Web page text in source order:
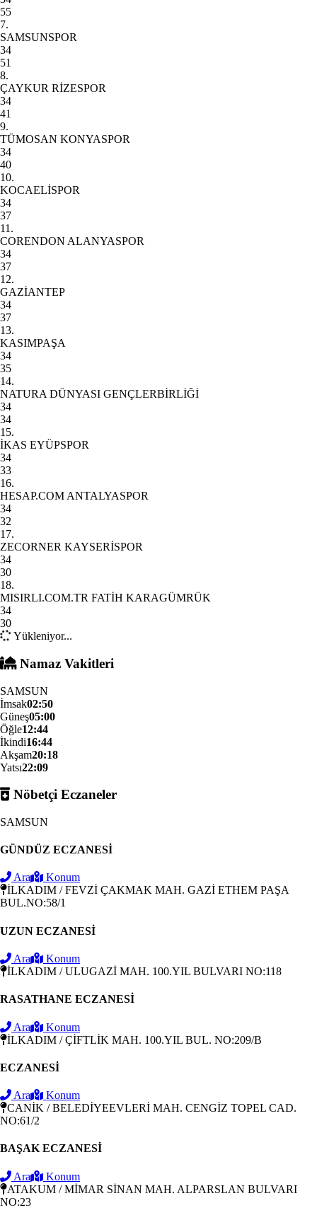
55
7.
SAMSUNSPOR
34
51
8.
ÇAYKUR RİZESPOR
34
41
9.
TÜMOSAN KONYASPOR
34
40
10.
KOCAELİSPOR
34
37
11.
CORENDON ALANYASPOR
34
37
12.
GAZİANTEP
34
37
13.
KASIMPAŞA
34
35
14.
NATURA DÜNYASI GENÇLERBİRLİĞİ
34
34
15.
İKAS EYÜPSPOR
34
33
16.
HESAP.COM ANTALYASPOR
34
32
17.
ZECORNER KAYSERİSPOR
34
30
18.
MISIRLI.COM.TR FATİH KARAGÜMRÜK
34
30
Yükleniyor...
Namaz Vakitleri
SAMSUN
İmsak02:50
Güneş05:00
Öğle12:44
İkindi16:44
Akşam20:18
Yatsı22:09
Nöbetçi Eczaneler
SAMSUN
GÜNDÜZ ECZANESİ
Ara
Konum
İLKADIM / FEVZİ ÇAKMAK MAH. GAZİ ETHEM PAŞA
BUL.NO:58/1
UZUN ECZANESİ
Ara
Konum
İLKADIM / ULUGAZİ MAH. 100.YIL BULVARI NO:118
RASATHANE ECZANESİ
Ara
Konum
İLKADIM / ÇİFTLİK MAH. 100.YIL BUL. NO:209/B
ECZANESİ
Ara
Konum
CANİK / BELEDİYEEVLERİ MAH. CENGİZ TOPEL CAD.
NO:61/2
BAŞAK ECZANESİ
Ara
Konum
ATAKUM / MİMAR SİNAN MAH. ALPARSLAN BULVARI
NO:23